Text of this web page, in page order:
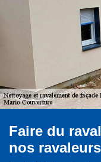
Faire du
nos